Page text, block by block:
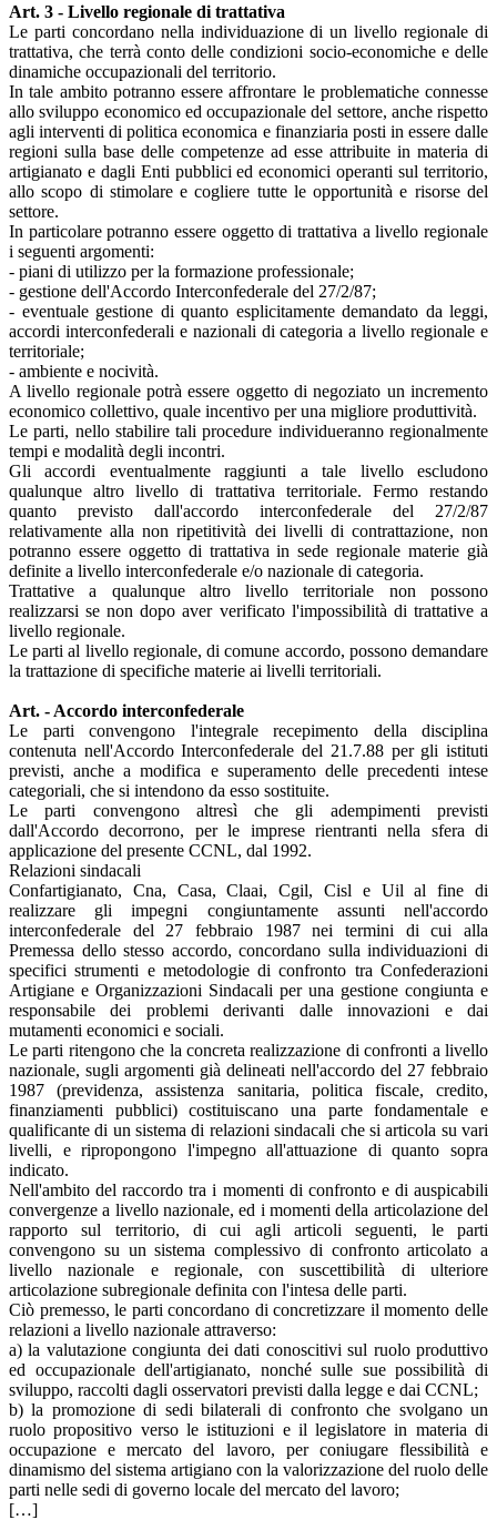
Art. 3 - Livello regionale di trattativa
Le parti concordano nella individuazione di un livello regionale di
trattativa, che terrà conto delle condizioni socio-economiche e delle
dinamiche occupazionali del territorio.
In tale ambito potranno essere affrontare le problematiche connesse
allo sviluppo economico ed occupazionale del settore, anche rispetto
agli interventi di politica economica e finanziaria posti in essere dalle
regioni sulla base delle competenze ad esse attribuite in materia di
artigianato e dagli Enti pubblici ed economici operanti sul territorio,
allo scopo di stimolare e cogliere tutte le opportunità e risorse del
settore.
In particolare potranno essere oggetto di trattativa a livello regionale
i seguenti argomenti:
- piani di utilizzo per la formazione professionale;
- gestione dell'Accordo Interconfederale del 27/2/87;
- eventuale gestione di quanto esplicitamente demandato da leggi,
accordi interconfederali e nazionali di categoria a livello regionale e
territoriale;
- ambiente e nocività.
A livello regionale potrà essere oggetto di negoziato un incremento
economico collettivo, quale incentivo per una migliore produttività.
Le parti, nello stabilire tali procedure individueranno regionalmente
tempi e modalità degli incontri.
Gli accordi eventualmente raggiunti a tale livello escludono
qualunque altro livello di trattativa territoriale. Fermo restando
quanto previsto dall'accordo interconfederale del 27/2/87
relativamente alla non ripetitività dei livelli di contrattazione, non
potranno essere oggetto di trattativa in sede regionale materie già
definite a livello interconfederale e/o nazionale di categoria.
Trattative a qualunque altro livello territoriale non possono
realizzarsi se non dopo aver verificato l'impossibilità di trattative a
livello regionale.
Le parti al livello regionale, di comune accordo, possono demandare
la trattazione di specifiche materie ai livelli territoriali.
Art. - Accordo interconfederale
Le parti convengono l'integrale recepimento della disciplina
contenuta nell'Accordo Interconfederale del 21.7.88 per gli istituti
previsti, anche a modifica e superamento delle precedenti intese
categoriali, che si intendono da esso sostituite.
Le parti convengono altresì che gli adempimenti previsti
dall'Accordo decorrono, per le imprese rientranti nella sfera di
applicazione del presente CCNL, dal 1992.
Relazioni sindacali
Confartigianato, Cna, Casa, Claai, Cgil, Cisl e Uil al fine di
realizzare gli impegni congiuntamente assunti nell'accordo
interconfederale del 27 febbraio 1987 nei termini di cui alla
Premessa dello stesso accordo, concordano sulla individuazioni di
specifici strumenti e metodologie di confronto tra Confederazioni
Artigiane e Organizzazioni Sindacali per una gestione congiunta e
responsabile dei problemi derivanti dalle innovazioni e dai
mutamenti economici e sociali.
Le parti ritengono che la concreta realizzazione di confronti a livello
nazionale, sugli argomenti già delineati nell'accordo del 27 febbraio
1987 (previdenza, assistenza sanitaria, politica fiscale, credito,
finanziamenti pubblici) costituiscano una parte fondamentale e
qualificante di un sistema di relazioni sindacali che si articola su vari
livelli, e ripropongono l'impegno all'attuazione di quanto sopra
indicato.
Nell'ambito del raccordo tra i momenti di confronto e di auspicabili
convergenze a livello nazionale, ed i momenti della articolazione del
rapporto sul territorio, di cui agli articoli seguenti, le parti
convengono su un sistema complessivo di confronto articolato a
livello nazionale e regionale, con suscettibilità di ulteriore
articolazione subregionale definita con l'intesa delle parti.
Ciò premesso, le parti concordano di concretizzare il momento delle
relazioni a livello nazionale attraverso:
a) la valutazione congiunta dei dati conoscitivi sul ruolo produttivo
ed occupazionale dell'artigianato, nonché sulle sue possibilità di
sviluppo, raccolti dagli osservatori previsti dalla legge e dai CCNL;
b) la promozione di sedi bilaterali di confronto che svolgano un
ruolo propositivo verso le istituzioni e il legislatore in materia di
occupazione e mercato del lavoro, per coniugare flessibilità e
dinamismo del sistema artigiano con la valorizzazione del ruolo delle
parti nelle sedi di governo locale del mercato del lavoro;
[…]